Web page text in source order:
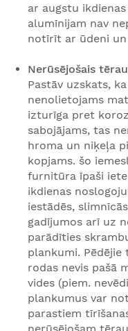
ar augstu
alumīnijam nav
notīrīt ar ūdeni
Nerūsējošais
Pastāv uzskats,
nenolietojams
izturīga pret
sabojājams, tas
hroma un niķeļa
kopjams. šo
furnitūra īpaši
ikdienas
iestādēs,
gadījumos arī uz
parādīties
plankumi.
rodas nevis pašā
vides (piem.
plankumus var
parastiem